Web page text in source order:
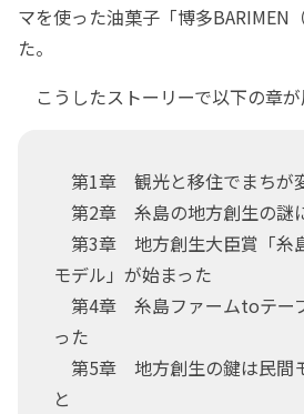
マを使った油菓子「博多BARIMEN
た。
こうしたストーリーで以下の章が
第1章 観光と移住でまちが
第2章 糸島の地方創生の謎
第3章 地方創生大臣賞「糸
モデル」が始まった
第4章 糸島ファームtoテー
った
第5章 地方創生の鍵は民間
と